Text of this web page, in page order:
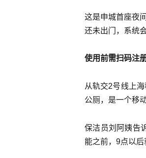
这是申城首座夜
还未出门，系统
使用前需扫码注
从轨交2号线上
公厕，是一个移
保洁员刘阿姨告
能之前，9点以后